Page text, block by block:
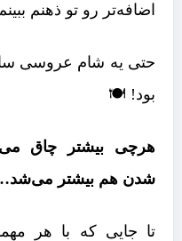
اضافه‌تر رو تو ذهنم
حتی یه شام عروسی
بود! 🍽️
هرچی بیشتر چاق
شدن هم بیشتر
تا جایی که با هر